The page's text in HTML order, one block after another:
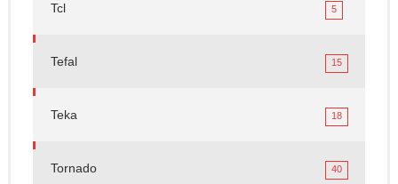
Tcl 5
Tefal 15
Teka 18
Tornado 40